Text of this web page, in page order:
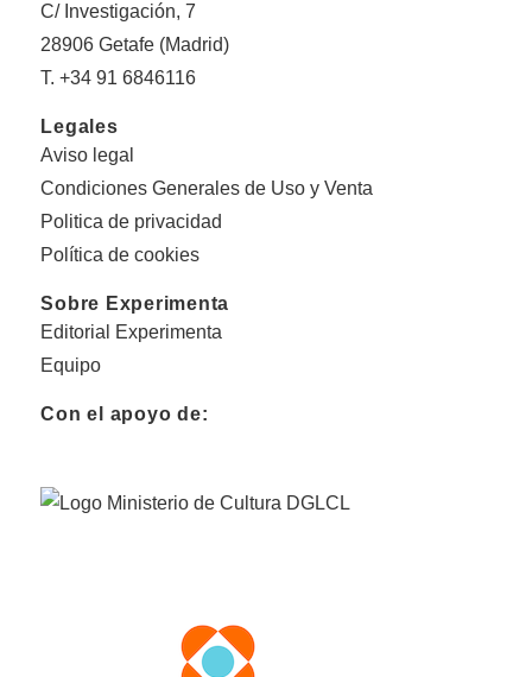
C/ Investigación, 7
28906 Getafe (Madrid)
T. +34 91 6846116
Legales
Aviso legal
Condiciones Generales de Uso y Venta
Politica de privacidad
Política de cookies
Sobre Experimenta
Editorial Experimenta
Equipo
Con el apoyo de: